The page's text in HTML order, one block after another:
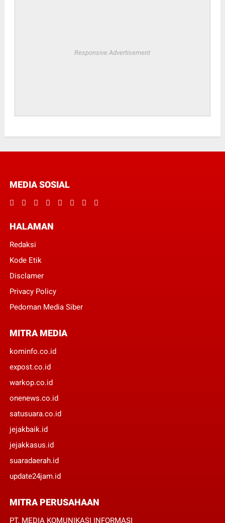
Responsive Advertisement
MEDIA SOSIAL
HALAMAN
Redaksi
Kode Etik
Disclamer
Privacy Policy
Pedoman Media Siber
MITRA MEDIA
kominfo.co.id
expost.co.id
warkop.co.id
onenews.co.id
satusuara.co.id
jejakbaik.id
jejakkasus.id
suaradaerah.id
update24jam.id
MITRA PERUSAHAAN
PT. MEDIA KOMUNIKASI INFORMASI